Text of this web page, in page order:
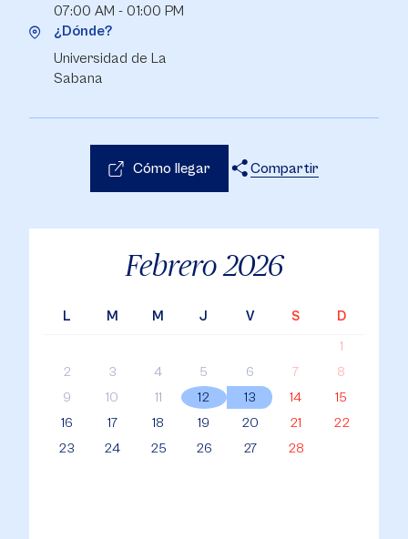
Febrero 2026
L M M J V S
D
1
2
3 4 5 6 7
8
9
10 11 12 13 14
15
16
17 18 19 20 21
22
23
24 25 26 27 28
07:00 AM - 01:00 PM
¿Dónde?
Universidad de La
Sabana
Cómo llegar
Compartir